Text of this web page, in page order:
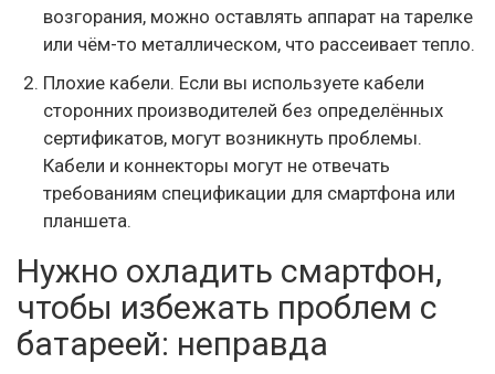
возгорания, можно оставлять аппарат на тарелке
или чём-то металлическом, что рассеивает тепло.
Плохие кабели. Если вы используете кабели
сторонних производителей без определённых
сертификатов, могут возникнуть проблемы.
Кабели и коннекторы могут не отвечать
требованиям спецификации для смартфона или
планшета.
Нужно охладить смартфон,
чтобы избежать проблем с
батареей: неправда